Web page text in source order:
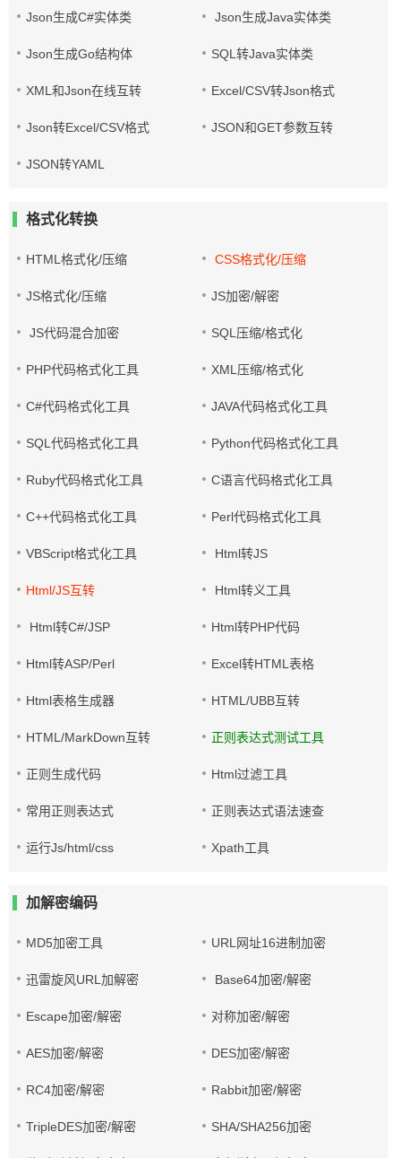
Json生成C#实体类 Json生成Java实体类
Json生成Go结构体 SQL转Java实体类
XML和Json在线互转 Excel/CSV转Json格式
Json转Excel/CSV格式 JSON和GET参数互转
JSON转YAML
格式化转换
HTML格式化/压缩 CSS格式化/压缩
JS格式化/压缩 JS加密/解密
JS代码混合加密 SQL压缩/格式化
PHP代码格式化工具 XML压缩/格式化
C#代码格式化工具 JAVA代码格式化工具
SQL代码格式化工具 Python代码格式化工具
Ruby代码格式化工具 C语言代码格式化工具
C++代码格式化工具 Perl代码格式化工具
VBScript格式化工具 Html转JS
Html/JS互转 Html转义工具
Html转C#/JSP Html转PHP代码
Html转ASP/Perl Excel转HTML表格
Html表格生成器 HTML/UBB互转
HTML/MarkDown互转 正则表达式测试工具
正则生成代码 Html过滤工具
常用正则表达式 正则表达式语法速查
运行Js/html/css Xpath工具
加解密编码
MD5加密工具 URL网址16进制加密
迅雷旋风URL加解密 Base64加密/解密
Escape加密/解密 对称加密/解密
AES加密/解密 DES加密/解密
RC4加密/解密 Rabbit加密/解密
TripleDES加密/解密 SHA/SHA256加密